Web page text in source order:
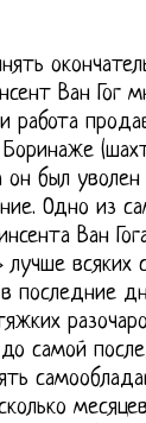
Ван Гог
работа
он был
Одно из
Ван
всяких
последние
самой